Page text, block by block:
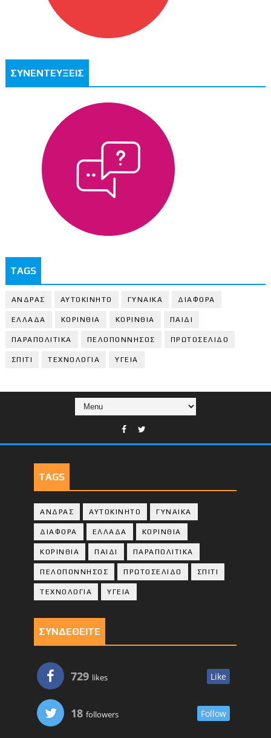
ΣΥΝΕΝΤΕΥΞΕΙΣ
TAGS
ΑΝΔΡΑΣ ΑΥΤΟΚΙΝΗΤΟ ΓΥΝΑΙΚΑ ΔΙΑΦΟΡΑ
ΕΛΛΑΔΑ ΚΟΡΙΝΘΙΑ ΚΟΡΙΝΘΙA ΠΑΙΔΙ
ΠΑΡΑΠΟΛΙΤΙΚΑ ΠΕΛΟΠΟΝΝΗΣΟΣ ΠΡΩΤΟΣΕΛΙΔΟ
ΣΠΙΤΙ ΤΕΧΝΟΛΟΓΙΑ ΥΓΕΙΑ
TAGS
ΑΝΔΡΑΣ ΑΥΤΟΚΙΝΗΤΟ ΓΥΝΑΙΚΑ
ΔΙΑΦΟΡΑ ΕΛΛΑΔΑ ΚΟΡΙΝΘΙΑ
ΚΟΡΙΝΘΙA ΠΑΙΔΙ ΠΑΡΑΠΟΛΙΤΙΚΑ
ΠΕΛΟΠΟΝΝΗΣΟΣ ΠΡΩΤΟΣΕΛΙΔΟ ΣΠΙΤΙ
ΤΕΧΝΟΛΟΓΙΑ ΥΓΕΙΑ
ΣΥΝΔΕΘΕΙΤΕ
729 likes Like
18 followers Follow